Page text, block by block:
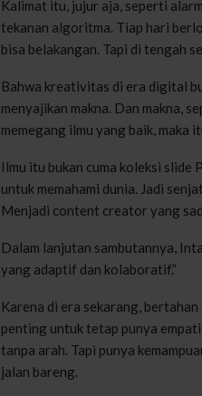
Kalimat itu, jujur aja, seperti
tekanan algoritma. Tiap hari
bisa belakangan. Tapi di tengah
Bahwa kreativitas di era digital
menyajikan makna. Dan makna,
memegang ilmu yang baik, maka
Ilmu itu bukan cuma koleksi
untuk memahami dunia. Jadi
Menjadi content creator yang
Dalam lanjutan sambutannya,
yang adaptif dan kolaboratif.”
Karena di era sekarang,
penting untuk tetap punya
tanpa arah. Tapi punya
jalan bareng.